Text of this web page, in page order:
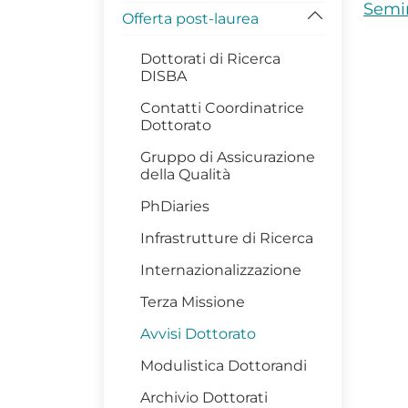
Offerta post-laurea
Dottorati di Ricerca
DISBA
Contatti Coordinatrice
Dottorato
Gruppo di Assicurazione
della Qualità
PhDiaries
Infrastrutture di Ricerca
Internazionalizzazione
Terza Missione
Avvisi Dottorato
Modulistica Dottorandi
Archivio Dottorati